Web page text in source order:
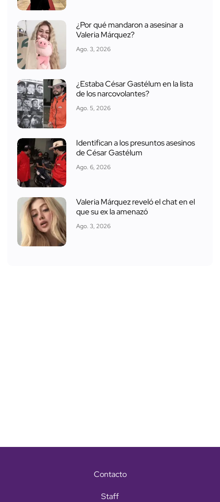
¿Por qué mandaron a asesinar a
Valeria Márquez?
Ago. 3, 2026
¿Estaba César Gastélum en la lista
de los narcovolantes?
Ago. 5, 2026
Identifican a los presuntos asesinos
de César Gastélum
Ago. 6, 2026
Valeria Márquez reveló el chat en el
que su ex la amenazó
Ago. 3, 2026
Contacto
Staff